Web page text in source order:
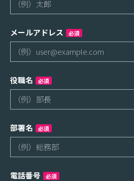
メールアドレス 必須
役職名 必須
部署名 必須
電話番号 必須